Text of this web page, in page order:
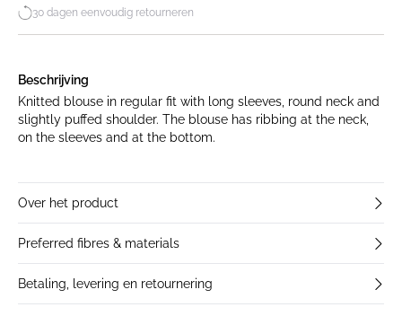
30 dagen eenvoudig retourneren
Beschrijving
Knitted blouse in regular fit with long sleeves, round neck and
slightly puffed shoulder. The blouse has ribbing at the neck,
on the sleeves and at the bottom.
Over het product
Preferred fibres & materials
Betaling, levering en retournering